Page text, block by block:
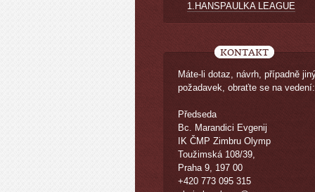
1.HANSPAULKA LEAGUE
KONTAKT
Máte-li dotaz, návrh, případně
požadavek, obraťte se na vedení:
Předseda
Bc. Marandici Evgenij
IK ČMP Zimbru Olymp
Toužimská 108/39,
Praha 9, 197 00
+420 773 095 315